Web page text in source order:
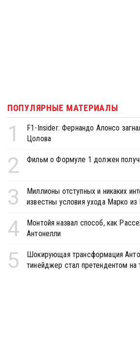
ПОПУЛЯРНЫЕ МАТЕРИАЛЫ
1
F1-Insider: Фернандо Алонсо
Цолова
2 Фильм о Формуле 1 должен
3
Миллионы отступных и никаких
известны условия ухода Марко из
4
Монтойя назвал способ, как
Антонелли
5
Шокирующая трансформация
тинейджер стал претендентом на